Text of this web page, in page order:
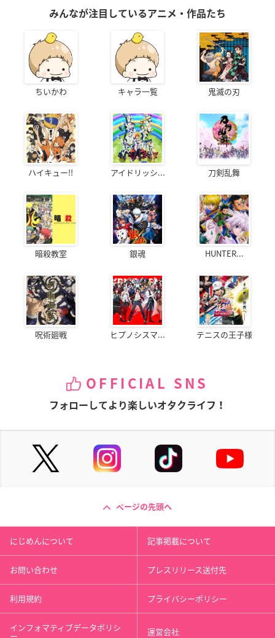
みんなが注目しているアニメ・作品たち
ちいかわ キャラ一覧 鬼滅の刃
ハイキュー!! アイドリッシ... 刀剣乱舞
暗殺教室 銀魂 HUNTER...
呪術廻戦 ヒプノシスマ... テニスの王子様
OFFICIAL SNS
フォローしてより楽しいオタクライフ！
ページの先頭へ
にじめんについて 記事掲載について
お問い合わせ プレスリリース送付先
利用規約 プライバシーポリシー
インフォマティブデータポリシ 運営会社